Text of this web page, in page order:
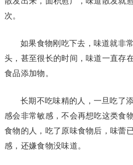
次。
如果食物刚吃下去，味道就非
头，甚至很长的时间，味道一直存
食品添加物。
长期不吃味精的人，一旦吃了
感会非常敏感，不会再想吃这类食
食物的人，吃了原味食物后，味蕾
感，还嫌食物没味道。